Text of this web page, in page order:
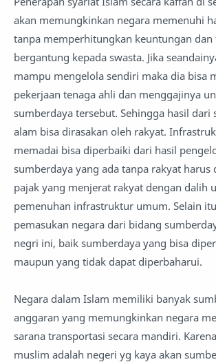
akan memungkinkan negara memenuhi
tanpa memperhitungkan keuntungan dan
bergantung kepada swasta. Jika
mampu mengelola sendiri maka dia bisa
pekerjaan tenaga ahli dan menggajinya
sumberdaya tersebut. Sehingga hasil dari
alam bisa dirasakan oleh rakyat.
memadai bisa diperbaiki dari hasil
sumberdaya yang ada tanpa rakyat harus
pajak yang menjerat rakyat dengan dalih
pemenuhan infrastruktur umum. Selain
pemasukan negara dari bidang
negri ini, baik sumberdaya yang bisa
maupun yang tidak dapat diperbaharui.
Negara dalam Islam memiliki banyak
anggaran yang memungkinkan negara
sarana transportasi secara mandiri.
muslim adalah negeri yg kaya akan